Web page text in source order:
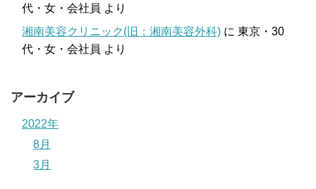
代・女・会社員 より
湘南美容クリニック(旧：湘南美容外科) に 東京・30
代・女・会社員 より
アーカイブ
2022年
8月
3月